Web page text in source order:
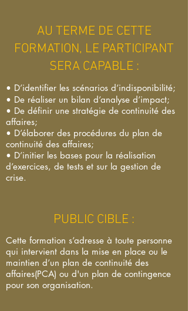
AU TERME DE CETTE
FORMATION, LE PARTICIPANT
SERA CAPABLE :
• D’identifier les scénarios d’indisponibilité;
• De réaliser un bilan d’analyse d’impact;
• De définir une stratégie de continuité des
affaires;
• D’élaborer des procédures du plan de
continuité des affaires;
• D’initier les bases pour la réalisation
d’exercices, de tests et sur la gestion de
crise.
PUBLIC CIBLE :
Cette formation s’adresse à toute personne
qui intervient dans la mise en place ou le
maintien d’un plan de continuité des
affaires(PCA) ou d'un plan de contingence
pour son organisation.